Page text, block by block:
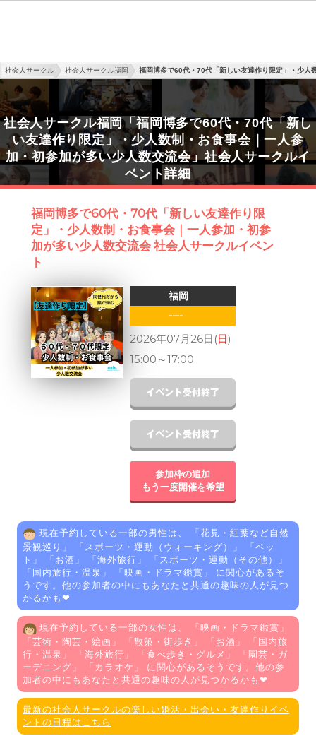
社会人サークル 社会人サークル福岡 福岡博多で60代・70代「新しい友達作り限定」・少人
社会人サークル福岡「福岡博多で60代・70代「新し
い友達作り限定」・少人数制・お食事会｜一人参
加・初参加が多い少人数交流会」社会人サークルイ
ベント詳細
福岡博多で60代・70代「新しい友達作り限
定」・少人数制・お食事会｜一人参加・初参
加が多い少人数交流会 社会人サークルイベン
ト
福岡
----
2026年07月26日(日)
15:00 ～17:00
参加枠の追加
もう一度開催を希望
現在予約している一部の男性は、 「 花見・紅葉など自然
景観巡り 」 「スポーツ・運動（ウォーキング） 」 「ペッ
ト 」 「お酒 」 「海外旅行 」 「スポーツ・運動（その他）
」
「国内旅行・温泉 」 「映画・ドラマ鑑賞 」 に関心があるそ
うです。他の参加者の中にもあなたと共通の趣味の人が見つ
かるかも❤
現在予約している一部の女性は、 「 映画・ドラマ鑑賞 」
「芸術・陶芸・絵画 」 「散策・街歩き 」 「お酒 」 「国内旅
行・温泉 」 「海外旅行 」 「食べ歩き・グルメ 」 「園芸・ガ
ーデニング 」 「 カラオケ 」 に関心があるそうです。他の参
加者の中にもあなたと共通の趣味の人が見つかるかも❤
最新の社会人サークルの楽しい婚活・出会い・友達作りイベ
ントの日程はこちら